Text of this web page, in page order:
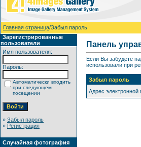
Главная страница/Забыл пароль
Зарегистрированные
пользователи
Имя пользователя:
Пароль:
Автоматически входить
при следующем
посещении
» Забыл пароль
» Регистрация
Случайная фотография
Панель
Если Вы забудете
использовали при
Забыл пароль
Адрес